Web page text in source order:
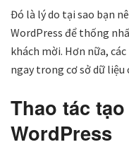
Đó là lý do tại sao bạn
WordPress để thống
khách mời. Hơn nữa,
ngay trong cơ sở dữ liệu
Thao tác
WordPress